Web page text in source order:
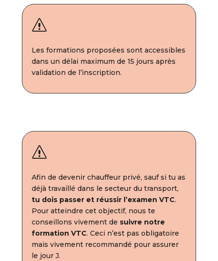
s
Les formations proposées sont accessibles
dans un délai maximum de 15 jours après
validation de l’inscription.
s
Afin de devenir chauffeur privé, sauf si tu as
déjà travaillé dans le secteur du transport,
tu dois passer et réussir l’examen VTC.
Pour atteindre cet objectif, nous te
conseillons vivement de suivre notre
formation VTC. Ceci n’est pas obligatoire
mais vivement recommandé pour assurer
le jour J.